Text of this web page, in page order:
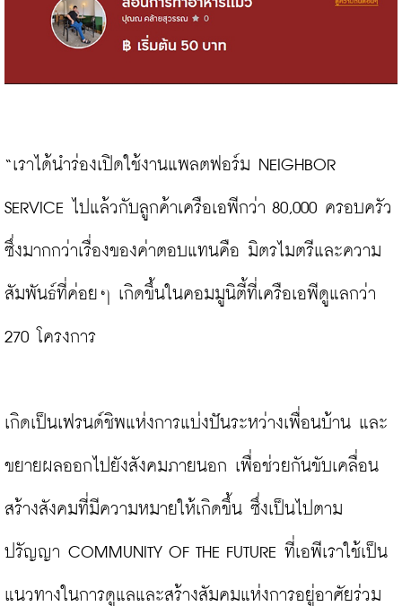
“เราได้นำร่องเปิดใช้งานแพลตฟอร์ม NEIGHBOR
SERVICE ไปแล้วกับลูกค้าเครือเอพีกว่า 80,000 ครอบครัว
ซึ่งมากกว่าเรื่องของค่าตอบแทนคือ มิตรไมตรีและความ
สัมพันธ์ที่ค่อยๆ เกิดขึ้นในคอมมูนิตี้ที่เครือเอพีดูแลกว่า
270 โครงการ
เกิดเป็นเฟรนด์ชิพแห่งการแบ่งปันระหว่างเพื่อนบ้าน และ
ขยายผลออกไปยังสังคมภายนอก เพื่อช่วยกันขับเคลื่อน
สร้างสังคมที่มีความหมายให้เกิดขึ้น ซึ่งเป็นไปตาม
ปรัญญา COMMUNITY OF THE FUTURE ที่เอพีเราใช้เป็น
แนวทางในการดูแลและสร้างสัมคมแห่งการอยู่อาศัยร่วม